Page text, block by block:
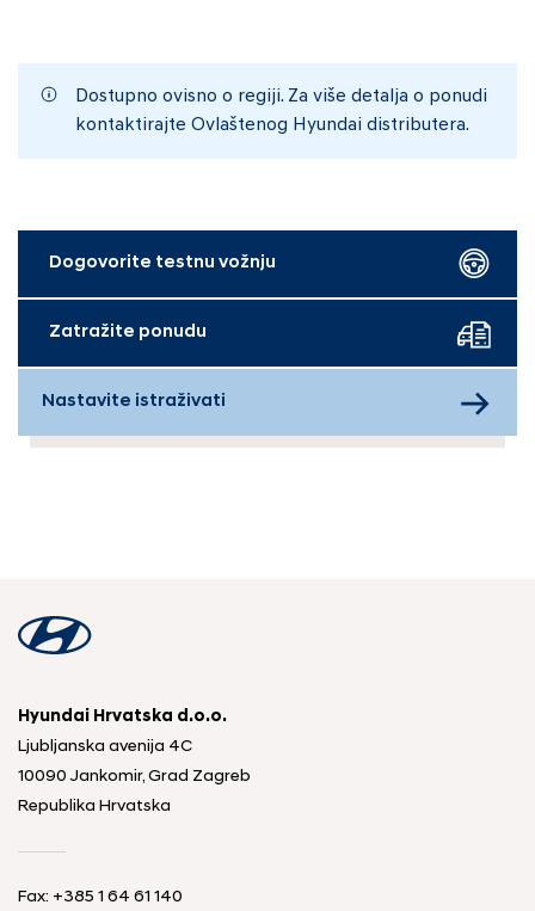
Dostupno ovisno o regiji. Za više detalja o ponudi
kontaktirajte Ovlaštenog Hyundai distributera.
Dogovorite testnu vožnju
Zatražite ponudu
Nastavite istraživati
Hyundai Hrvatska d.o.o.
Ljubljanska avenija 4C
10090 Jankomir, Grad Zagreb
Republika Hrvatska
Fax: +385 1 64 61 140